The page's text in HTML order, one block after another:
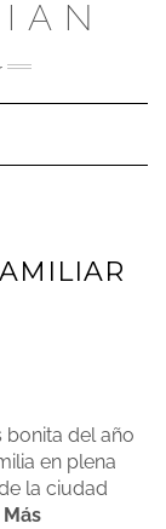
bonita del año
en plena
la ciudad
Más